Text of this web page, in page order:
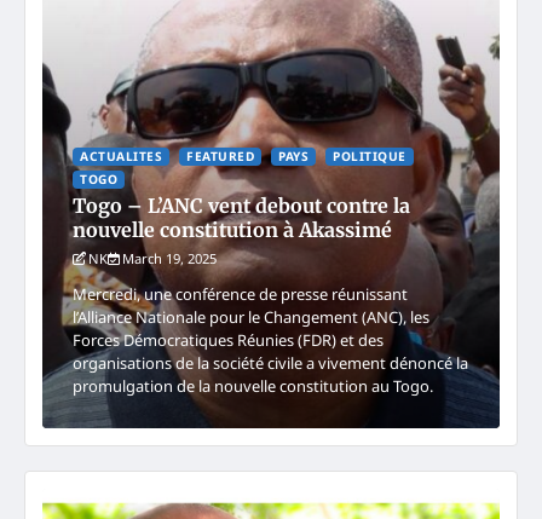
ACTUALITES FEATURED PAYS
POLITIQUE
TOGO
Togo – L’ANC vent debout contre la
nouvelle constitution à Akassimé
NK March 19, 2025
Mercredi, une conférence de presse réunissant
l’Alliance Nationale pour le Changement (ANC), les
Forces Démocratiques Réunies (FDR) et des
organisations de la société civile a vivement dénoncé la
promulgation de la nouvelle constitution au Togo.